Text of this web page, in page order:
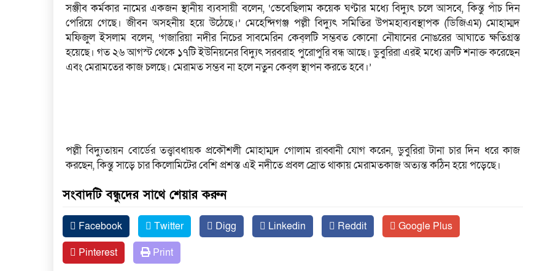
সঞ্জীব কর্মকার নামের একজন স্থানীয় ব্যবসায়ী বলেন, ‘ভেবেছিলাম কয়েক ঘণ্টার মধ্যে বিদ্যুৎ চলে আসবে, কিন্তু পাঁচ দিন
পেরিয়ে গেছে। জীবন অসহনীয় হয়ে উঠেছে।’ মেহেন্দিগঞ্জ পল্লী বিদ্যুৎ সমিতির উপমহাব্যবস্থাপক (ডিজিএম) মোহাম্মদ
মফিজুল ইসলাম বলেন, ‘গজারিয়া নদীর নিচের সাবমেরিন কেব্‌লটি সম্ভবত কোনো নৌযানের নোঙরের আঘাতে ক্ষতিগ্রস্ত
হয়েছে। গত ২৬ আগস্ট থেকে ১৭টি ইউনিয়নের বিদ্যুৎ সরবরাহ পুরোপুরি বন্ধ আছে। ডুবুরিরা এরই মধ্যে ত্রুটি শনাক্ত করেছেন
এবং মেরামতের কাজ চলছে। মেরামত সম্ভব না হলে নতুন কেব্‌ল স্থাপন করতে হবে।’
পল্লী বিদ্যুতায়ন বোর্ডের তত্ত্বাবধায়ক প্রকৌশলী মোহাম্মদ গোলাম রাব্বানী যোগ করেন, ডুবুরিরা টানা চার দিন ধরে কাজ
করছেন, কিন্তু সাড়ে চার কিলোমিটের বেশি প্রশস্ত এই নদীতে প্রবল স্রোত থাকায় মেরামতকাজ অত্যন্ত কঠিন হয়ে পড়েছে।
সংবাদটি বন্ধুদের সাথে শেয়ার করুন
Facebook Twitter Digg Linkedin Reddit
Google Plus
Pinterest
Print